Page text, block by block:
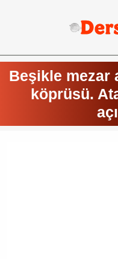
Beşikle mezar
köprüsü.